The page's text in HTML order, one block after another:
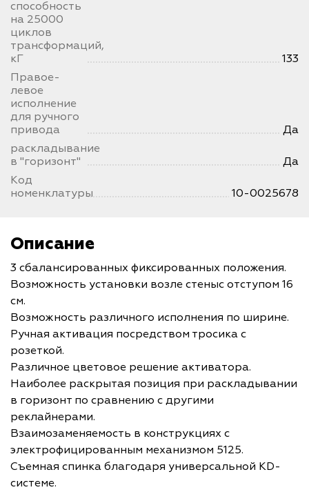
способность
на 25000
циклов
трансформаций,
кГ
133
Правое-
левое
исполнение
для ручного
привода
Да
раскладывание
в "горизонт"
Да
Код
номенклатуры
10-0025678
Описание
3 сбалансированных фиксированных положения.
Возможность установки возле стеныс отступом 16
см.
Возможность различного исполнения по ширине.
Ручная активация посредством тросика с
розеткой.
Различное цветовое решение активатора.
Наиболее раскрытая позиция при раскладывании
в горизонт по сравнению с другими
реклайнерами.
Взаимозаменяемость в конструкциях с
электрофицированным механизмом 5125.
Съемная спинка благодаря универсальной KD-
системе.